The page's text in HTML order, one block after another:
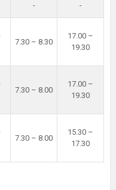
- -
7.30 – 8.30
17.00 –
19.30
7.30 – 8.00
17.00 –
19.30
7.30 – 8.00
15.30 –
17.30